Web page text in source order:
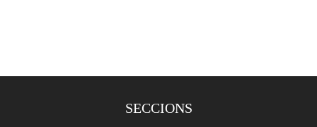
SECCIONS